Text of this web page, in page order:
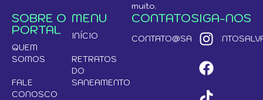
muito.
SOBRE O
PORTAL
QUEM
SOMOS
FALE
CONOSCO
MENU
INÍCIO
RETRATOS
DO
SANEAMENTO
CONTATOSIGA-NOS